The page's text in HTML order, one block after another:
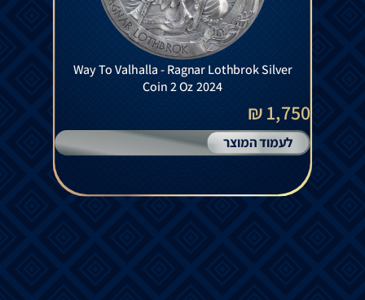
Way To Valhalla - Ragnar Lothbrok Silver
Coin 2 Oz 2024
1,750 ₪
לעמוד המוצר